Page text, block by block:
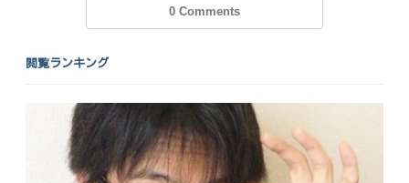
0 Comments
閲覧ランキング